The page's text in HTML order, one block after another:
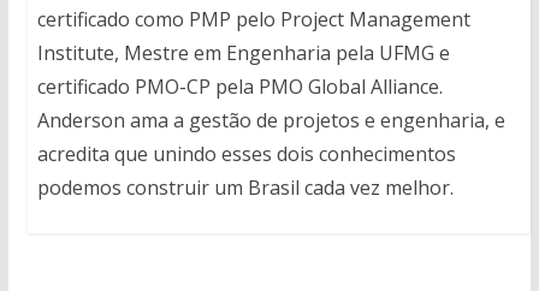
certificado como PMP pelo Project Management
Institute, Mestre em Engenharia pela UFMG e
certificado PMO-CP pela PMO Global Alliance.
Anderson ama a gestão de projetos e engenharia, e
acredita que unindo esses dois conhecimentos
podemos construir um Brasil cada vez melhor.